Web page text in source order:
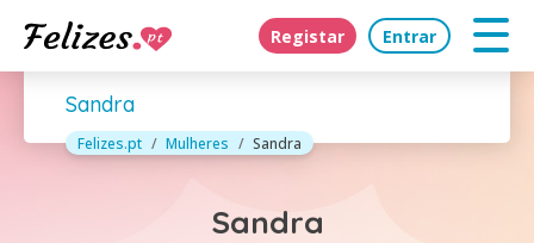
Registar Entrar
Sandra
Felizes.pt Mulheres Sandra
Sandra